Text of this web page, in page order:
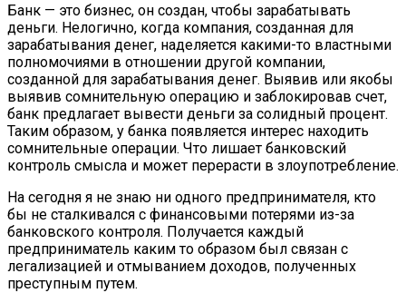
Банк — это бизнес, он создан, чтобы зарабатывать
деньги. Нелогично, когда компания, созданная для
зарабатывания денег, наделяется какими-то властными
полномочиями в отношении другой компании,
созданной для зарабатывания денег. Выявив или якобы
выявив сомнительную операцию и заблокировав счет,
банк предлагает вывести деньги за солидный процент.
Таким образом, у банка появляется интерес находить
сомнительные операции. Что лишает банковский
контроль смысла и может перерасти в злоупотребление.
На сегодня я не знаю ни одного предпринимателя, кто
бы не сталкивался с финансовыми потерями из-за
банковского контроля. Получается каждый
предприниматель каким то образом был связан с
легализацией и отмыванием доходов, полученных
преступным путем.